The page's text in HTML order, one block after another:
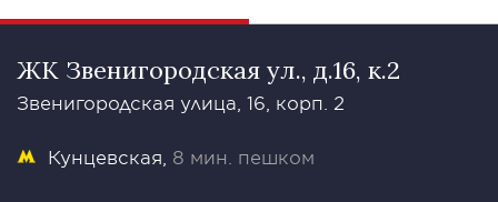
ЖК Звенигородская ул., д.16, к.2
Звенигородская улица, 16, корп. 2
Кунцевская 8 мин. пешком